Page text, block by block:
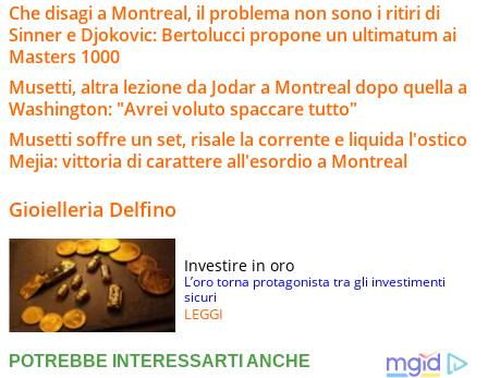
Che disagi a Montreal, il problema non sono i ritiri di
Sinner e Djokovic: Bertolucci propone un ultimatum ai
Masters 1000
Musetti, altra lezione da Jodar a Montreal dopo quella a
Washington: "Avrei voluto spaccare tutto"
Musetti soffre un set, risale la corrente e liquida l'ostico
Mejia: vittoria di carattere all'esordio a Montreal
Gioielleria Delfino
Investire in oro
L’oro torna protagonista tra gli investimenti
sicuri
LEGGI